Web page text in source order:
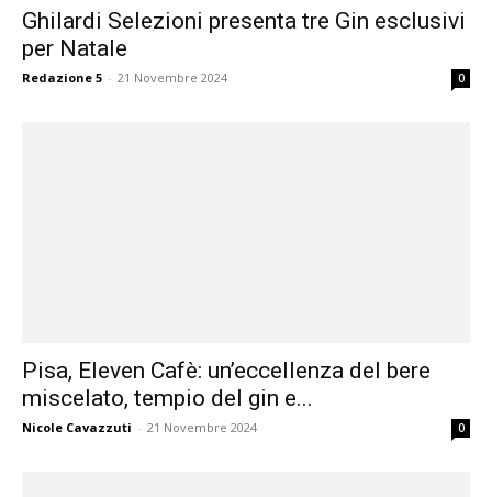
Ghilardi Selezioni presenta tre Gin esclusivi
per Natale
Redazione 5 - 21 Novembre 2024 0
Pisa, Eleven Cafè: un’eccellenza del bere
miscelato, tempio del gin e...
Nicole Cavazzuti - 21 Novembre 2024 0